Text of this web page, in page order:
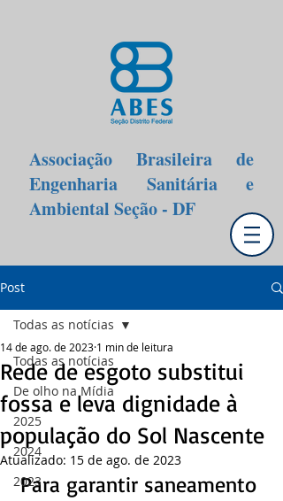
Associação Brasileira de
Engenharia Sanitária e
Ambiental Seção - DF
Post
Todas as notícias
De olho na Mídia
2025
2024
2023
Todas as notícias
Rede de esgoto substitui
fossa e leva dignidade à
população do Sol Nascente
14 de ago. de 2023 1 min de leitura
Atualizado: 15 de ago. de 2023
Para garantir saneamento